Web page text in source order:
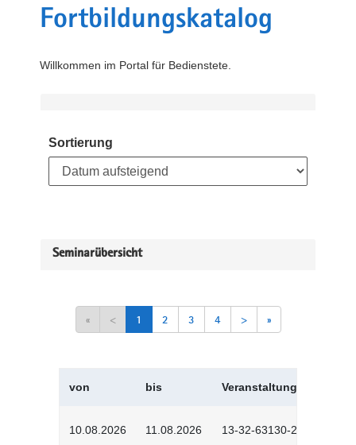
Fortbildungskatalog
Willkommen im Portal für Bedienstete.
Sortierung
Seminarübersicht
« < 1 2 3 4 > »
von bis Veranstaltungskürzel
10.08.2026 11.08.2026 13-32-63130-2601